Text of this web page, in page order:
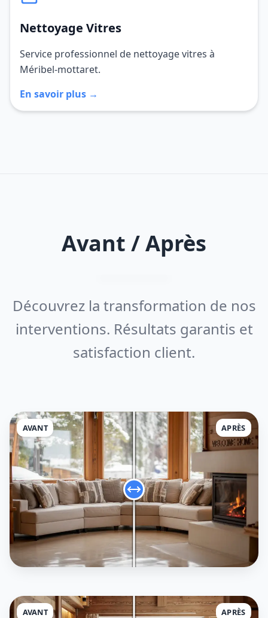
Nettoyage Vitres
Service professionnel de nettoyage vitres à
Méribel-mottaret.
En savoir plus →
Avant / Après
Découvrez la transformation de nos
interventions. Résultats garantis et
satisfaction client.
AVANT APRÈS
AVANT APRÈS